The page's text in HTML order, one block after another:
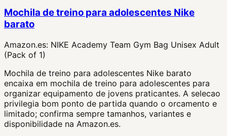
Mochila de treino para adolescentes Nike
barato
Amazon.es: NIKE Academy Team Gym Bag Unisex Adult
(Pack of 1)
Mochila de treino para adolescentes Nike barato
encaixa em mochila de treino para adolescentes para
organizar equipamento de jovens praticantes. A selecao
privilegia bom ponto de partida quando o orcamento e
limitado; confirma sempre tamanhos, variantes e
disponibilidade na Amazon.es.